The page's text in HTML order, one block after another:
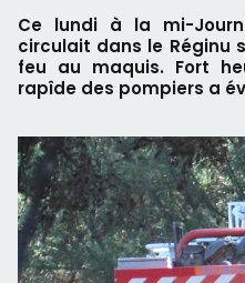
Ce lundi à la mi-
circulait dans le Réginu
feu au maquis. Fort
rapîde des pompiers a